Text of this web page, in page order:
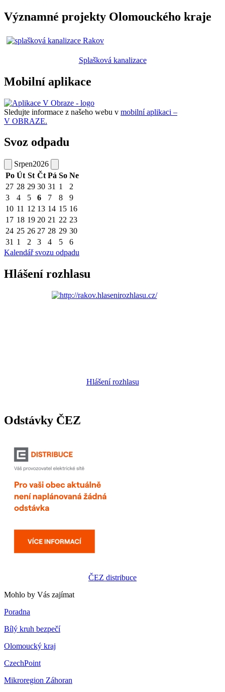
Významné projekty Olomouckého kraje
Splašková kanalizace
Mobilní aplikace
Sledujte informace z našeho webu v mobilní aplikaci –
V OBRAZE.
Svoz odpadu
Srpen2026
Po Út St Čt Pá So Ne
27 28 29 30 31 1
2
3
4 5 6 7 8
9
10 11 12 13 14 15 16
17 18 19 20 21 22 23
24 25 26 27 28 29 30
31 1 2 3 4 5
6
Kalendář svozu odpadu
Hlášení rozhlasu
Hlášení rozhlasu
Odstávky ČEZ
ČEZ distribuce
Mohlo by Vás zajímat
Poradna
Bílý kruh bezpečí
Olomoucký kraj
CzechPoint
Mikroregion Záhoran